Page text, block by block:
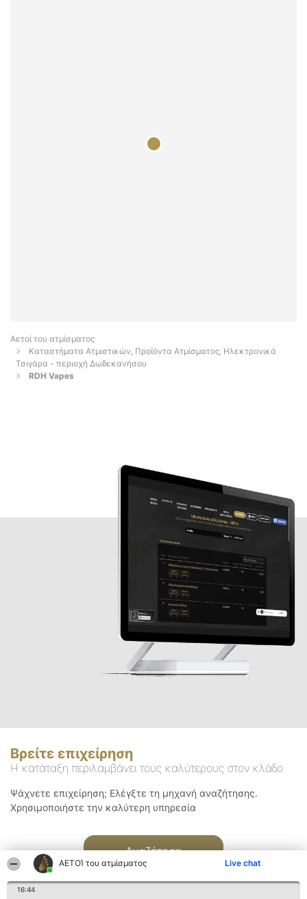
ΑΕΤΟΊ του ατμίσματος Live chat
16:44
Αετοί του ατμίσματος
Καταστήματα Ατμιστικών, Προϊόντα Ατμίσματος, Ηλεκτρονικά
Τσιγάρα - περιοχή Δωδεκανήσου
RDH Vapes
Βρείτε επιχείρηση
Η κατάταξη περιλαμβάνει τους καλύτερους στον κλάδο
Ψάχνετε επιχείρηση; Ελέγξτε τη μηχανή αναζήτησης.
Χρησιμοποιήστε την καλύτερη υπηρεσία
Αναζήτηση